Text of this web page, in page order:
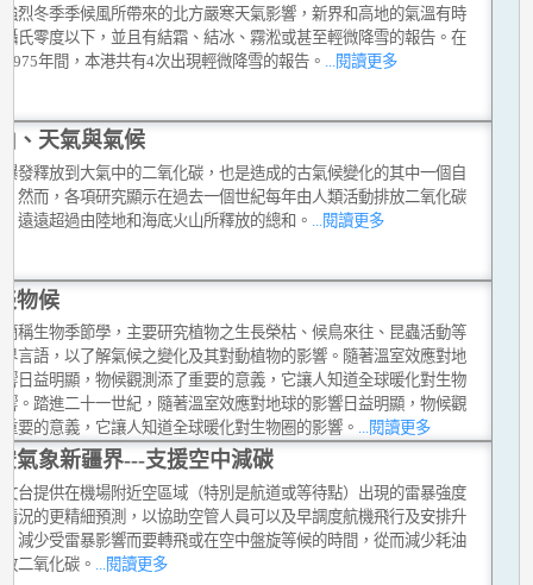
烈冬季季候風所帶來的北方嚴寒天氣影響，新界和高地的氣溫有時
氏零度以下，並且有結霜、結冰、霧淞或甚至輕微降雪的報告。在
1975年間，本港共有4次出現輕微降雪的報告。
...閱讀更多
、天氣與氣候
發釋放到大氣中的二氧化碳，也是造成的古氣候變化的其中一個自
然而，各項研究顯示在過去一個世紀每年由人類活動排放二氧化碳
遠遠超過由陸地和海底火山所釋放的總和。
...閱讀更多
物候
稱生物季節學，主要研究植物之生長榮枯、候鳥來往、昆蟲活動等
言語，以了解氣候之變化及其對動植物的影響。隨著溫室效應對地
日益明顯，物候觀測添了重要的意義，它讓人知道全球暖化對生物
。踏進二十一世紀，隨著溫室效應對地球的影響日益明顯，物候觀
要的意義，它讓人知道全球暖化對生物圈的影響。 ...閱讀更多
氣象新疆界---支援空中減碳
台提供在機場附近空區域（特別是航道或等待點）出現的雷暴強度
況的更精細預測，以協助空管人員可以及早調度航機飛行及安排升
減少受雷暴影響而要轉飛或在空中盤旋等候的時間，從而減少耗油
二氧化碳。
...閱讀更多